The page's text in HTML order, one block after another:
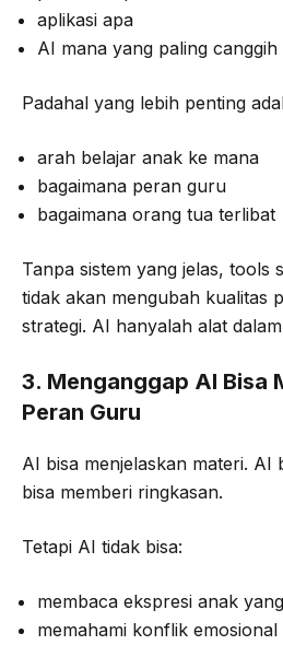
aplikasi apa
AI mana yang paling canggih
Padahal yang lebih penting
arah belajar anak ke mana
bagaimana peran guru
bagaimana orang tua terlibat
Tanpa sistem yang jelas, tools
tidak akan mengubah kualitas
strategi. AI hanyalah alat
3. Menganggap AI Bisa
Peran Guru
AI bisa menjelaskan materi. AI
bisa memberi ringkasan.
Tetapi AI tidak bisa:
membaca ekspresi anak
memahami konflik emosional